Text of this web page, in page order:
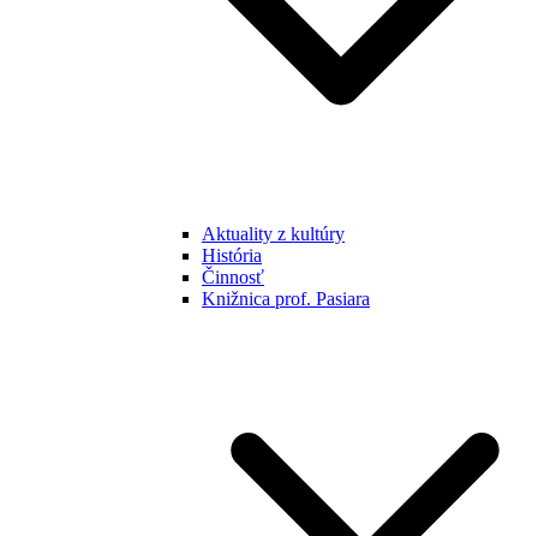
Aktuality z kultúry
História
Činnosť
Knižnica prof. Pasiara